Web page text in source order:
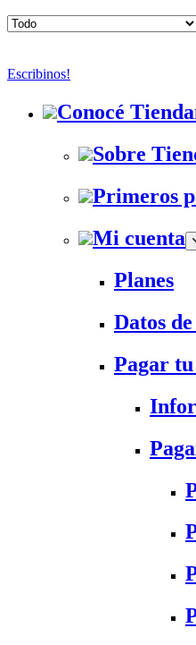
Escribinos!
Conocé
Sobre
Primeros
Mi cuenta
Planes
Datos
Pagar